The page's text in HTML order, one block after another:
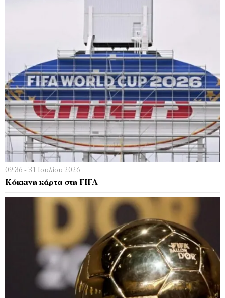
09:36 - 31 Ιουλίου 2026
Κόκκινη κάρτα στη FIFA